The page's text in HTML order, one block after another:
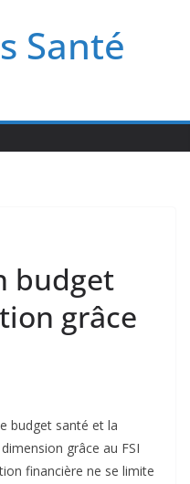
Santé
budget
grâce
budget santé et la
grâce au FSI
financière ne se limite